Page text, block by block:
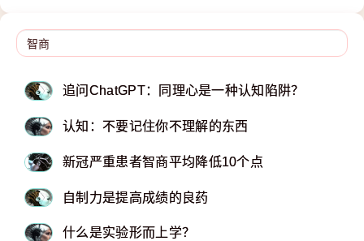
追问ChatGPT：同理心是一种认知陷阱？
认知：不要记住你不理解的东西
新冠严重患者智商平均降低10个点
自制力是提高成绩的良药
什么是实验形而上学？